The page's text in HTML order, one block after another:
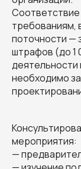
требованиям,
поточности —
штрафов (до 1
деятельности
необходимо
мероприятия:
—